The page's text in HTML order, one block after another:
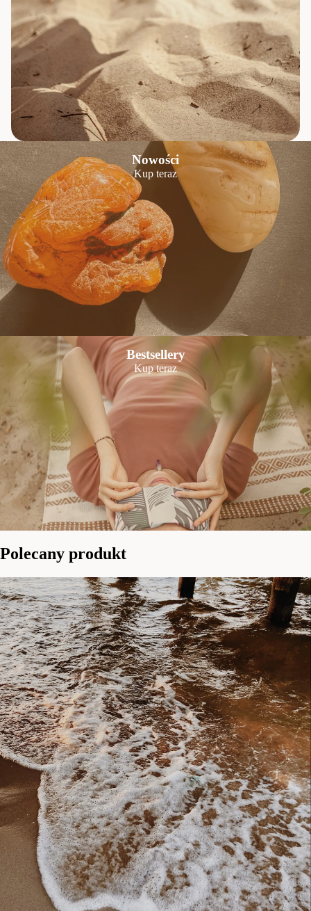
Nowości
Kup teraz
Bestsellery
Kup teraz
Polecany produkt